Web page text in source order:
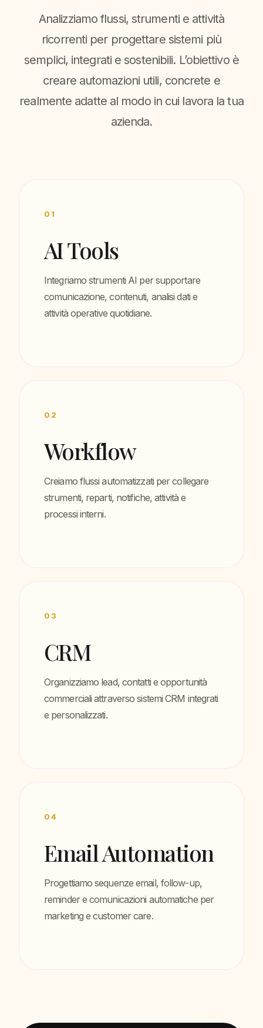
Analizziamo flussi, strumenti e attività
ricorrenti per progettare sistemi più
semplici, integrati e sostenibili. L’obiettivo è
creare automazioni utili, concrete e
realmente adatte al modo in cui lavora la tua
azienda.
01
AI Tools
Integriamo strumenti AI per supportare
comunicazione, contenuti, analisi dati e
attività operative quotidiane.
02
Workflow
Creiamo flussi automatizzati per collegare
strumenti, reparti, notifiche, attività e
processi interni.
03
CRM
Organizziamo lead, contatti e opportunità
commerciali attraverso sistemi CRM integrati
e personalizzati.
04
Email Automation
Progettiamo sequenze email, follow-up,
reminder e comunicazioni automatiche per
marketing e customer care.